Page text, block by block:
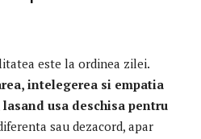
este la ordinea zilei.
intelegerea si empatia
usa deschisa pentru
sau dezacord, apar